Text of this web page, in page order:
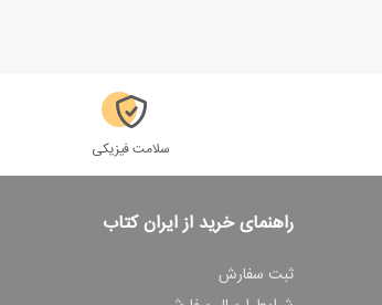
سلامت فیزیکی
راهنمای خرید از ایران کتاب
ثبت سفارش